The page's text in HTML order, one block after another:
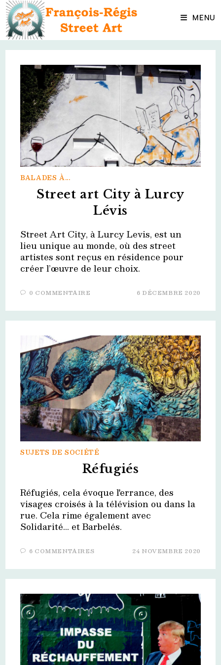
Skip
content MENU
BALADES À...
Street art City à Lurcy
Lévis
Street Art City, à Lurcy Levis, est un
lieu unique au monde, où des street
artistes sont reçus en résidence pour
créer l’œuvre de leur choix.
0 COMMENTAIRE 6 DÉCEMBRE 2020
SUJETS DE SOCIÉTÉ
Réfugiés
Réfugiés, cela évoque l'errance, des
visages croisés à la télévision ou dans la
rue. Cela rime également avec
Solidarité... et Barbelés.
6 COMMENTAIRES 24 NOVEMBRE 2020